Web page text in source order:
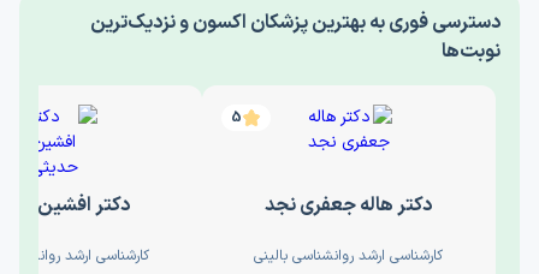
‎دسترسی فوری به بهترین پزشکان اکسون و نزدیک‌ترین
نوبت‌ها
5
دکتر هاله جعفری نجد
کارشناسی ارشد روانشناسی بالینی
دکتر افشین
کارشناسی ارشد